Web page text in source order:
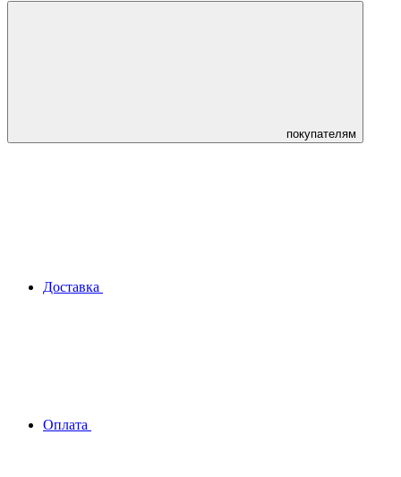
покупателям
Доставка
Оплата